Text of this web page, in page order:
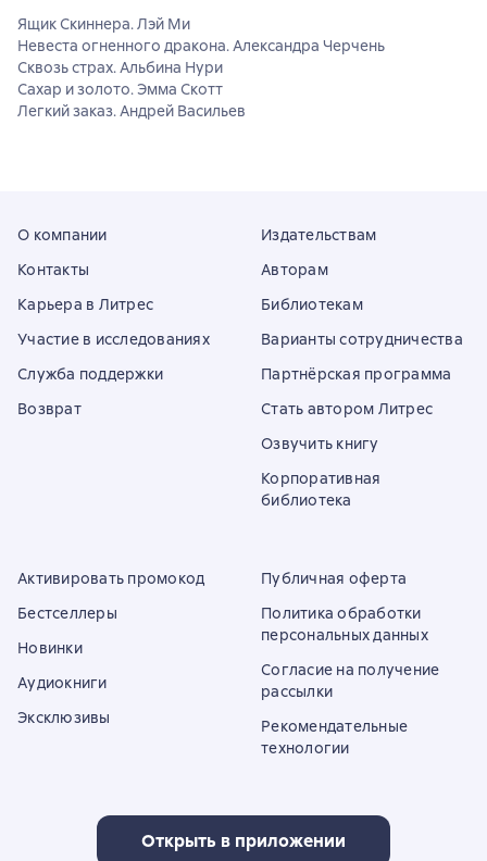
Ящик Скиннера. Лэй Ми
Невеста огненного дракона. Александра Черчень
Сквозь страх. Альбина Нури
Сахар и золото. Эмма Скотт
Легкий заказ. Андрей Васильев
О компании
Контакты
Карьера в Литрес
Участие в исследованиях
Служба поддержки
Возврат
Издательствам
Авторам
Библиотекам
Варианты сотрудничества
Партнёрская программа
Стать автором Литрес
Озвучить книгу
Корпоративная
библиотека
Активировать промокод
Бестселлеры
Новинки
Аудиокниги
Эксклюзивы
Публичная оферта
Политика обработки
персональных данных
Согласие на получение
рассылки
Рекомендательные
технологии
Открыть в приложении